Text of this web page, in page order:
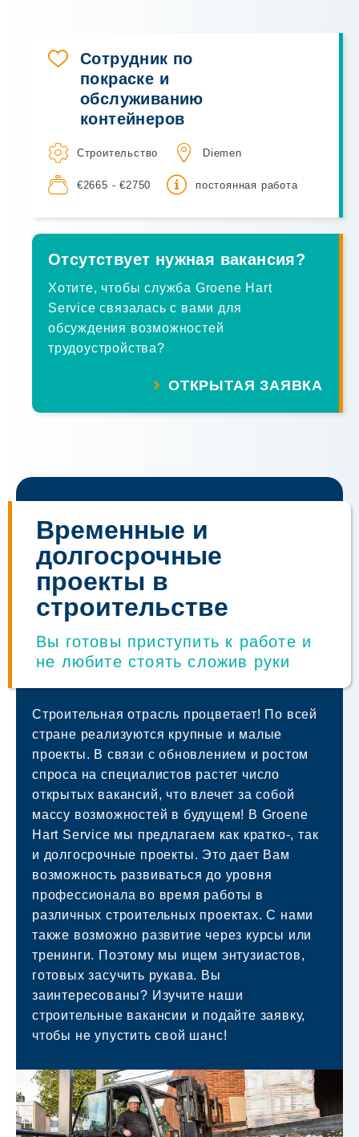
Сотрудник по
покраске и
обслуживанию
контейнеров
Строительство Diemen
€2665 - €2750 постоянная работа
Отсутствует нужная вакансия?
Хотите, чтобы служба Groene Hart
Service связалась с вами для
обсуждения возможностей
трудоустройства?
ОТКРЫТАЯ ЗАЯВКА
Временные и
долгосрочные
проекты в
строительстве
Вы готовы приступить к работе и
не любите стоять сложив руки
Строительная отрасль процветает! По всей
стране реализуются крупные и малые
проекты. В связи с обновлением и ростом
спроса на специалистов растет число
открытых вакансий, что влечет за собой
массу возможностей в будущем! В Groene
Hart Service мы предлагаем как кратко-, так
и долгосрочные проекты. Это дает Вам
возможность развиваться до уровня
профессионала во время работы в
различных строительных проектах. С нами
также возможно развитие через курсы или
тренинги. Поэтому мы ищем энтузиастов,
готовых засучить рукава. Вы
заинтересованы? Изучите наши
строительные вакансии и подайте заявку,
чтобы не упустить свой шанс!